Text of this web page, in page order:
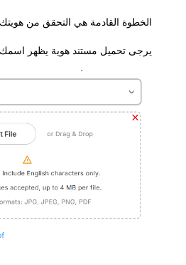
القادمة هي التحقق من هويتك
تحميل مستند هوية يظهر اسمك بالكامل